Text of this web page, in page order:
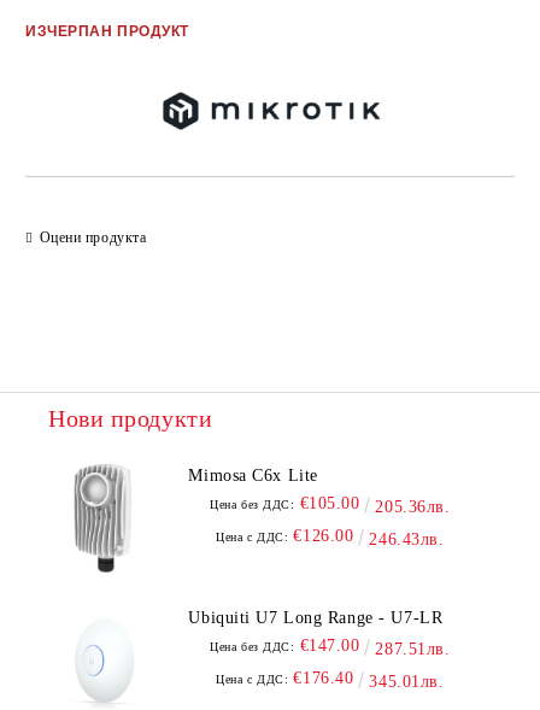
ИЗЧЕРПАН ПРОДУКТ
Оцени продукта
Нови продукти
Mimosa C6x Lite
Цена без ДДС: €105.00 205.36лв.
Цена с ДДС: €126.00 246.43лв.
Ubiquiti U7 Long Range - U7-LR
Цена без ДДС: €147.00 287.51лв.
Цена с ДДС: €176.40 345.01лв.